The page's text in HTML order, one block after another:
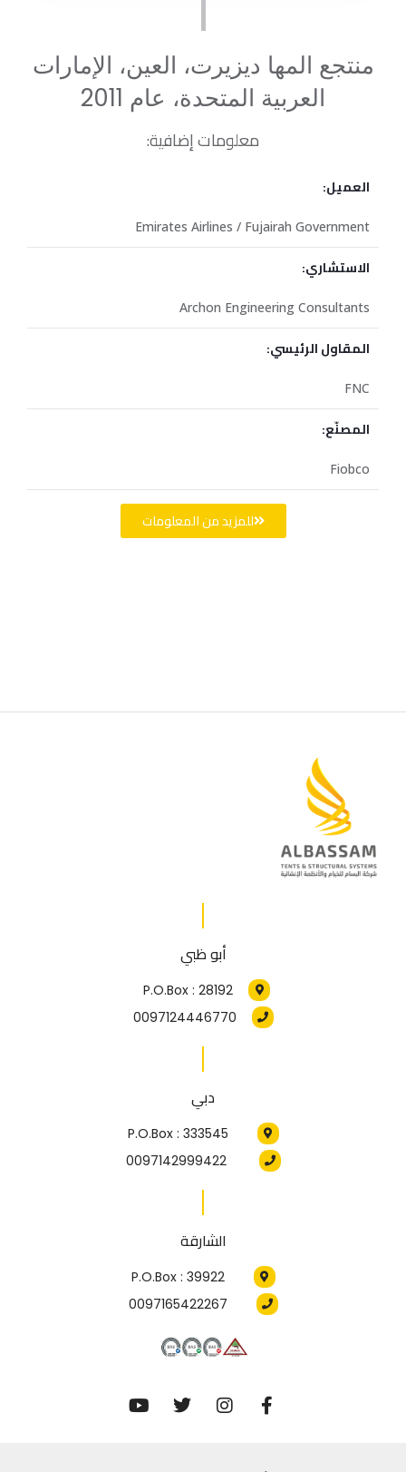
منتجع المها ديزيرت، العين، الإمارات
العربية المتحدة، عام 2011
معلومات إضافية:
العميل:
Emirates Airlines / Fujairah Government
الاستشاري:
Archon Engineering Consultants
المقاول الرئيسي:
FNC
المصنّع:
Fiobco
للمزيد من المعلومات
أبو ظبي
دبي
0097142999422
الشارقة
P.O.Box : 39922